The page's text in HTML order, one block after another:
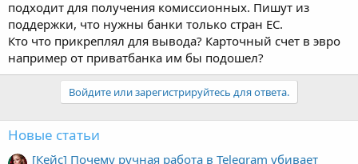
Ребят еще вопрос, кто знает? Доллоравая карта чарму не
подходит для получения комиссионных. Пишут из
поддержки, что нужны банки только стран ЕС.
Кто что прикреплял для вывода? Карточный счет в эвро
например от приватбанка им бы подошел?
Новые статьи